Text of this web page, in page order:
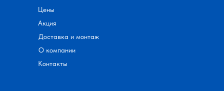
Цены
Акция
Доставка и монтаж
О компании
Контакты